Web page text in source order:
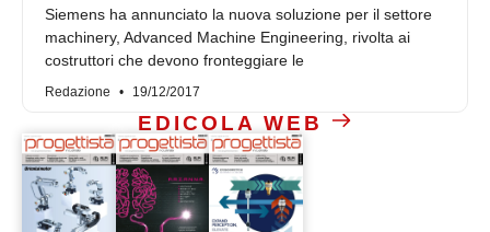
Siemens ha annunciato la nuova soluzione per il settore
machinery, Advanced Machine Engineering, rivolta ai
costruttori che devono fronteggiare le
Redazione 19/12/2017
EDICOLA WEB